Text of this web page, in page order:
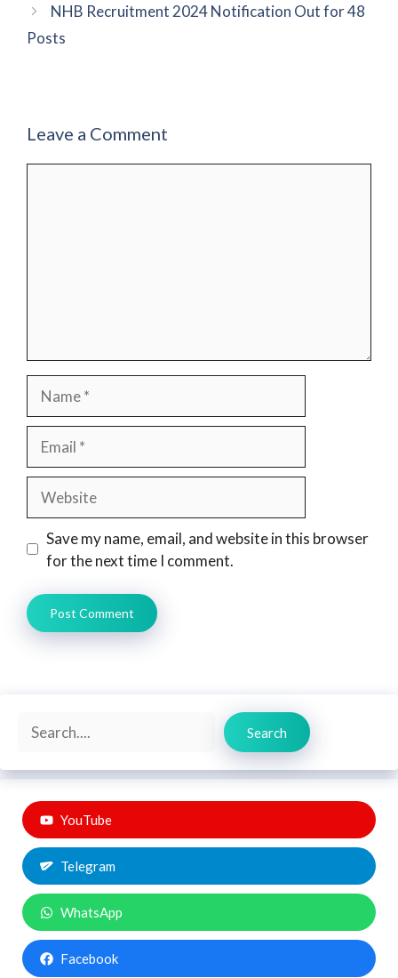
NHB Recruitment 2024 Notification Out for 48
Posts
Leave a Comment
Save my name, email, and website in this browser
for the next time I comment.
Search
Search
YouTube
Telegram
WhatsApp
Facebook